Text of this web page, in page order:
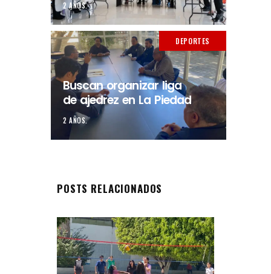
2 AÑOS.
DEPORTES
Buscan organizar liga
de ajedrez en La Piedad
2 AÑOS.
POSTS RELACIONADOS